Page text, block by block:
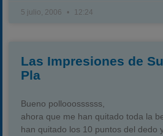
5 julio, 2006 12:24
Las Impresiones de
Pla
Bueno pollooossssss,
ahora que me han quitado toda la
han quitado los 10 puntos del dedo